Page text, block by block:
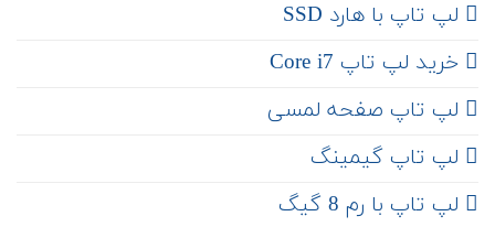
لپ تاپ با هارد SSD
خرید لپ تاپ Core i7
لپ تاپ صفحه لمسی
لپ تاپ گیمینگ
لپ تاپ با رم 8 گیگ